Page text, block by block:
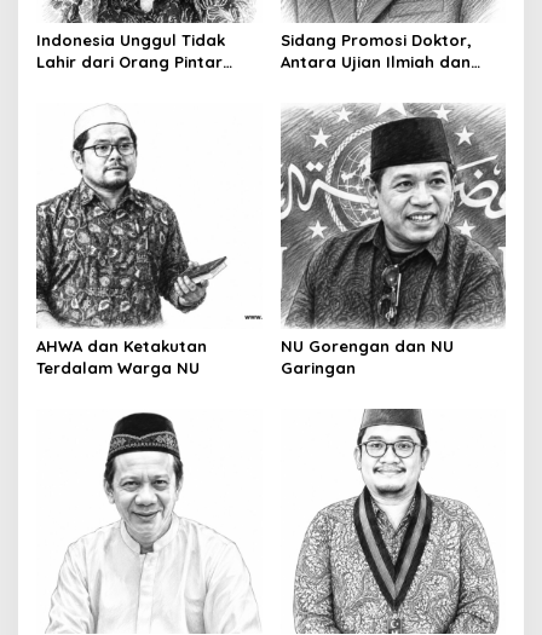
i
o
Indonesia Unggul Tidak
Lahir dari Orang Pintar
Sidang Promosi Doktor,
Antara Ujian Ilmiah dan
AHWA dan Ketakutan
Terdalam Warga NU
NU Gorengan dan NU
Garingan